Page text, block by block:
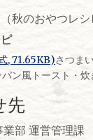
秋のおやつレシ
, 71.65KB)さつま
ン風トースト・
先
部 運営管理課